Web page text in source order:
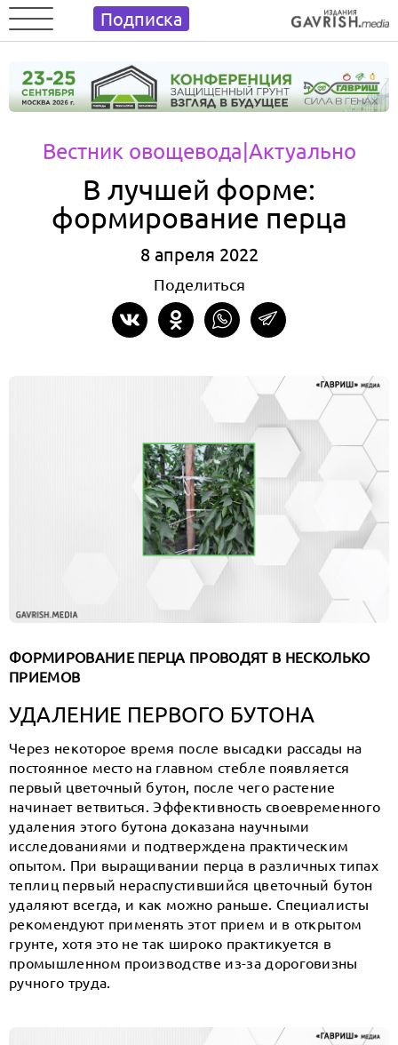
Подписка
Вестник овощевода|Актуально
В лучшей форме:
формирование перца
8 апреля 2022
Поделиться
ФОРМИРОВАНИЕ ПЕРЦА ПРОВОДЯТ В НЕСКОЛЬКО
ПРИЕМОВ
УДАЛЕНИЕ ПЕРВОГО БУТОНА
Через некоторое время после высадки рассады на
постоянное место на главном стебле появляется
первый цветочный бутон, после чего растение
начинает ветвиться. Эффективность своевременного
удаления этого бутона доказана научными
исследованиями и подтверждена практическим
опытом. При выращивании перца в различных типах
теплиц первый нераспустившийся цветочный бутон
удаляют всегда, и как можно раньше. Специалисты
рекомендуют применять этот прием и в открытом
грунте, хотя это не так широко практикуется в
промышленном производстве из-за дороговизны
ручного труда.